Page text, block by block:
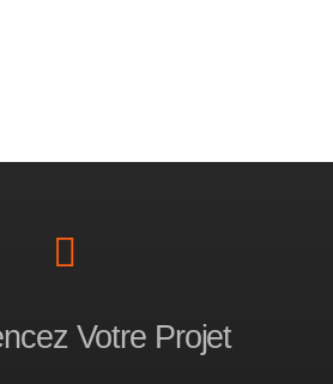
Votre Projet